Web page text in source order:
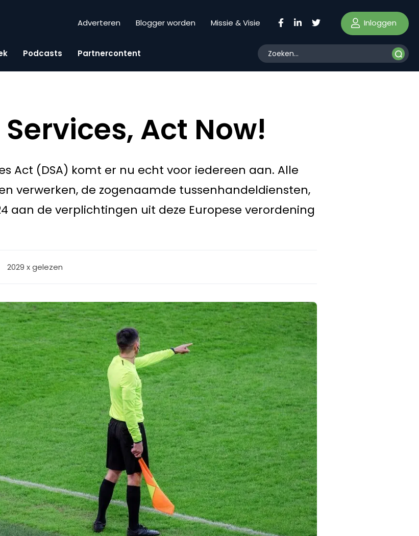
Adverteren Blogger worden Missie & Visie Inloggen
Podcasts Partnercontent
Act Now!
Act (DSA) komt er nu echt voor iedereen aan. Alle
verwerken, de zogenaamde tussenhandeldiensten,
aan de verplichtingen uit deze Europese verordening
2029 x gelezen